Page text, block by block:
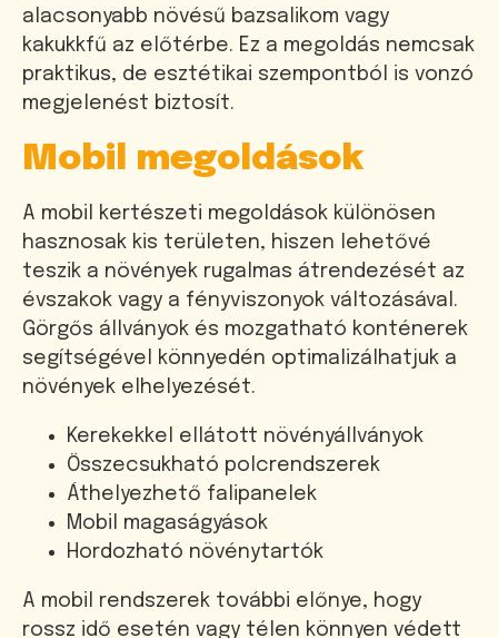
alacsonyabb növésű bazsalikom vagy
kakukkfű az előtérbe. Ez a megoldás nemcsak
praktikus, de esztétikai szempontból is vonzó
megjelenést biztosít.
Mobil megoldások
A mobil kertészeti megoldások különösen
hasznosak kis területen, hiszen lehetővé
teszik a növények rugalmas átrendezését az
évszakok vagy a fényviszonyok változásával.
Görgős állványok és mozgatható konténerek
segítségével könnyedén optimalizálhatjuk a
növények elhelyezését.
Kerekekkel ellátott növényállványok
Összecsukható polcrendszerek
Áthelyezhető falipanelek
Mobil magaságyások
Hordozható növénytartók
A mobil rendszerek további előnye, hogy
rossz idő esetén vagy télen könnyen védett